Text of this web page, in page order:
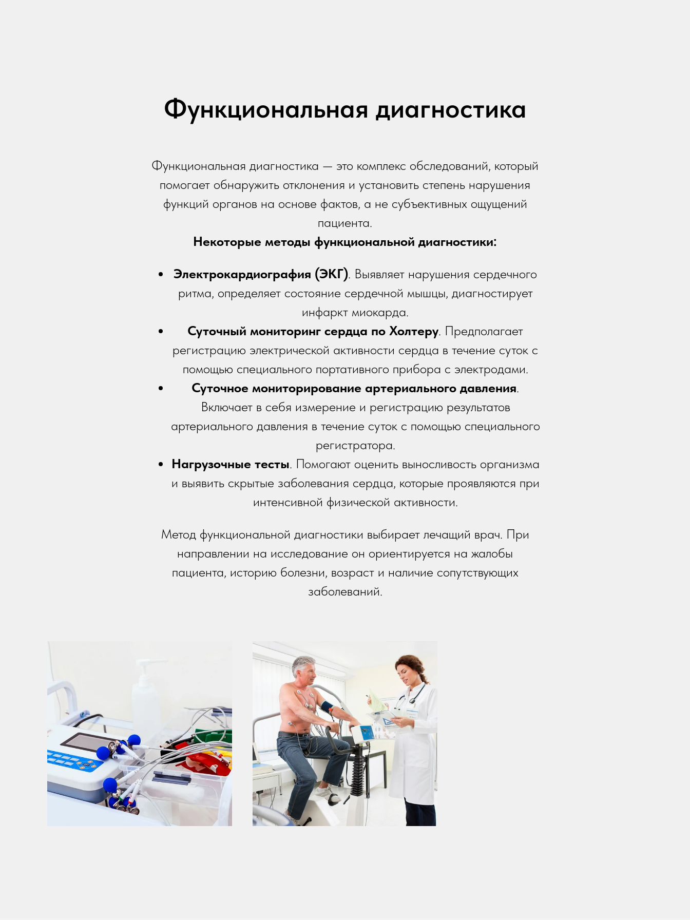
Функциональная диагностика
Функциональная диагностика — это комплекс обследований, который
помогает обнаружить отклонения и установить степень нарушения
функций органов на основе фактов, а не субъективных ощущений
пациента.
Некоторые методы функциональной диагностики:
Электрокардиография (ЭКГ). Выявляет нарушения сердечного
ритма, определяет состояние сердечной мышцы, диагностирует
инфаркт миокарда.
Суточный мониторинг сердца по Холтеру. Предполагает
регистрацию электрической активности сердца в течение суток с
помощью специального портативного прибора с электродами.
Суточное мониторирование артериального давления.
Включает в себя измерение и регистрацию результатов
артериального давления в течение суток с помощью специального
регистратора.
Нагрузочные тесты. Помогают оценить выносливость организма
и выявить скрытые заболевания сердца, которые проявляются при
интенсивной физической активности.
Метод функциональной диагностики выбирает лечащий врач. При
направлении на исследование он ориентируется на жалобы
пациента, историю болезни, возраст и наличие сопутствующих
заболеваний.